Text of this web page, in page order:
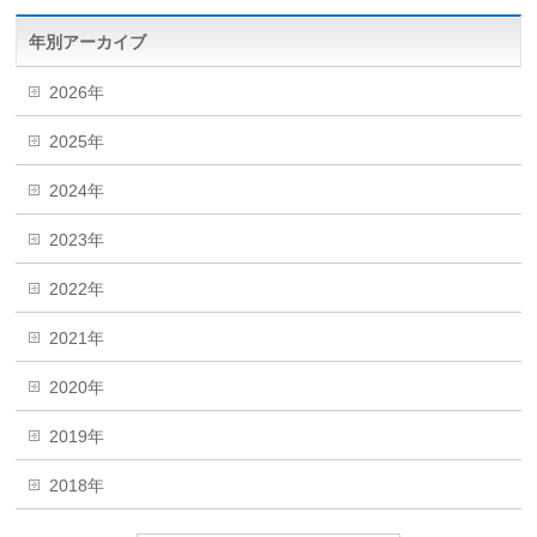
年別アーカイブ
2026年
2025年
2024年
2023年
2022年
2021年
2020年
2019年
2018年